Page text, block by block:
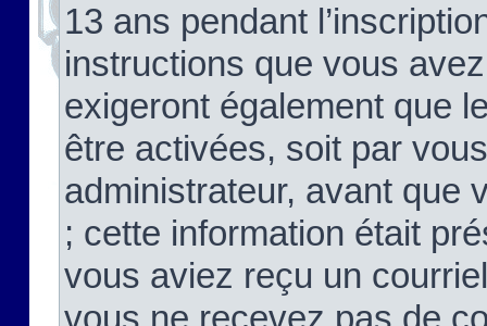
13 ans pendant
instructions que vous
exigeront également que
être activées, soit par
administrateur, avant que
; cette information était
vous aviez reçu un
vous ne recevez pas de